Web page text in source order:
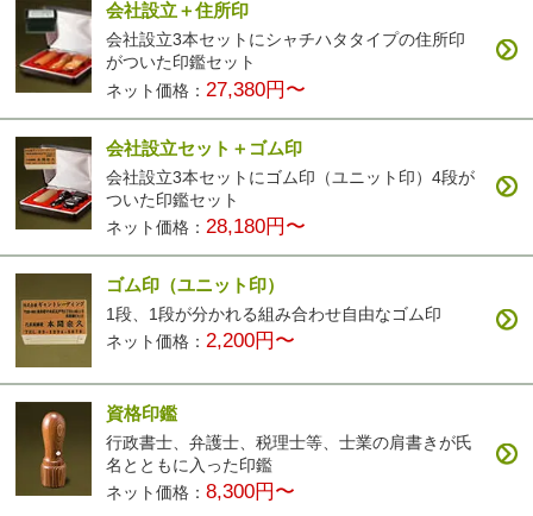
会社設立＋住所印
会社設立3本セットにシャチハタタイプの住所印
がついた印鑑セット
ネット価格： 27,380円〜
会社設立セット＋ゴム印
会社設立3本セットにゴム印（ユニット印）4段が
ついた印鑑セット
ネット価格： 28,180円〜
ゴム印（ユニット印）
1段、1段が分かれる組み合わせ自由なゴム印
ネット価格：2,200円〜
資格印鑑
行政書士、弁護士、税理士等、士業の肩書きが氏
名とともに入った印鑑
ネット価格：8,300円〜